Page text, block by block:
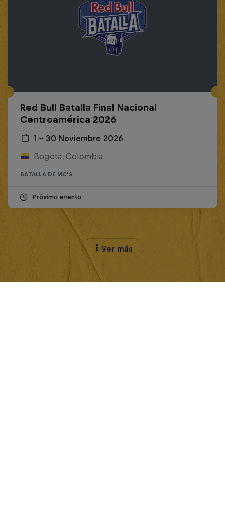
Red Bull Batalla Final Nacional
Centroamérica 2026
1 – 30 Noviembre 2026
Bogotá, Colombia
BATALLA DE MC'S
Próximo evento
Ver más